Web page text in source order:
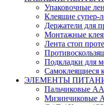
Упаковочные
Клеящие супер-
Держатели для
Монтажные
Лента стоп
Подкладки для
Самоклеящиеся
ЭЛЕМЕНТЫ
Пальчиковые
Мизинчиковые